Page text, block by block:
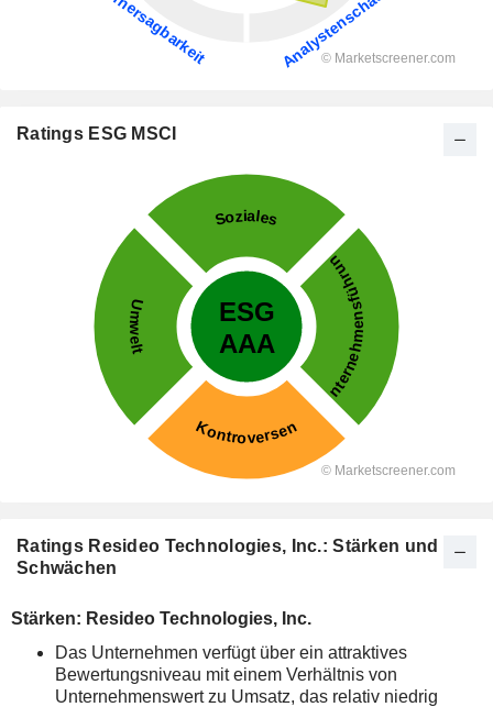
Ratings ESG MSCI
Ratings Resideo Technologies, Inc.: Stärken und
Schwächen
Stärken: Resideo Technologies, Inc.
Das Unternehmen verfügt über ein attraktives
Bewertungsniveau mit einem Verhältnis von
Unternehmenswert zu Umsatz, das relativ niedrig